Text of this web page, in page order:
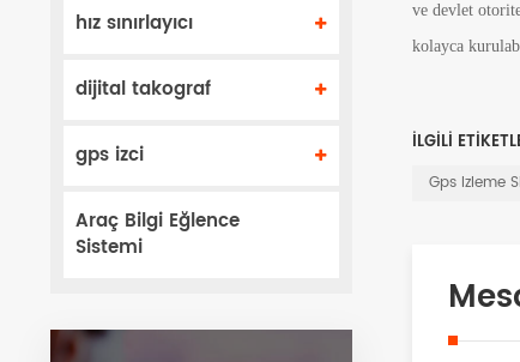
hız sınırlayıcı
dijital takograf
gps izci
Araç Bilgi Eğlence
Sistemi
ve devlet
kolayca
İLGILI
Gps Izleme